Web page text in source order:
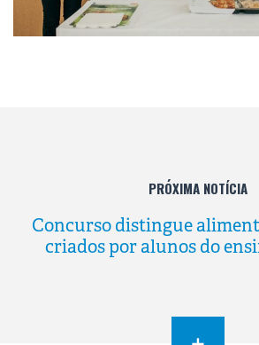
PRÓXIMA NOTÍCIA
Concurso distingue
criados por alunos do